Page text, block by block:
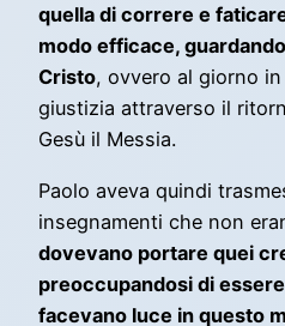
quella di correre e
modo efficace,
Cristo, ovvero al giorno
giustizia attraverso il
Gesù il Messia.
Paolo aveva quindi
insegnamenti che non
dovevano portare quei
preoccupandosi di
facevano luce in questo